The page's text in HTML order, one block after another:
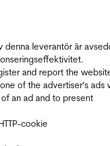
denna leverantör är
and report the
of the advertiser's ads
an ad and to present
cookie